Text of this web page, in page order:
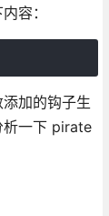
容：
加的钩子生
析一下 pirate